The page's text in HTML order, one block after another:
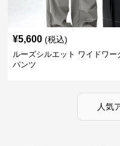
¥5,600 (税込)
ルーズシルエット ワイドワー
パンツ
人気